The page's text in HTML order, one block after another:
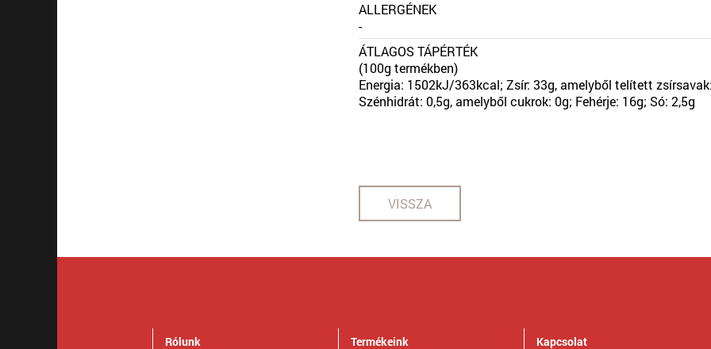
ALLERGÉNEK
-
ÁTLAGOS TÁPÉRTÉK
(100g termékben)
Energia: 1502kJ/363kcal; Zsír: 33g, amelyből telített
Szénhidrát: 0,5g, amelyből cukrok: 0g; Fehérje: 16g; Só: 2,5g
VISSZA
Rólunk
Termékeink
Kapcsolat